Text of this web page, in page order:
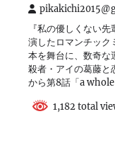
『私の優しくない
演したロマンチック
本を舞台に、数奇な
殺者・アイの葛藤
から第8話「a
1,182 total